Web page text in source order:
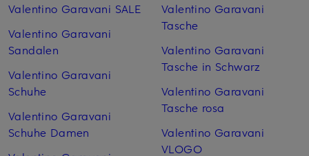
Valentino Garavani SALE
Valentino Garavani
Sandalen
Valentino Garavani
Schuhe
Valentino Garavani
Schuhe Damen
Valentino Garavani
Tasche
Valentino Garavani
Tasche in Schwarz
Valentino Garavani
Tasche rosa
Valentino Garavani
VLOGO